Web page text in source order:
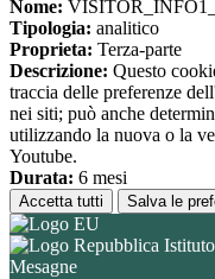
Nome:
Tipologia: analitico
Proprieta: Terza-parte
Descrizione: Questo
traccia delle preferenze
nei siti; può anche
utilizzando la nuova o la
Youtube.
Durata: 6 mesi
Accetta tutti Salva le
Mesagne